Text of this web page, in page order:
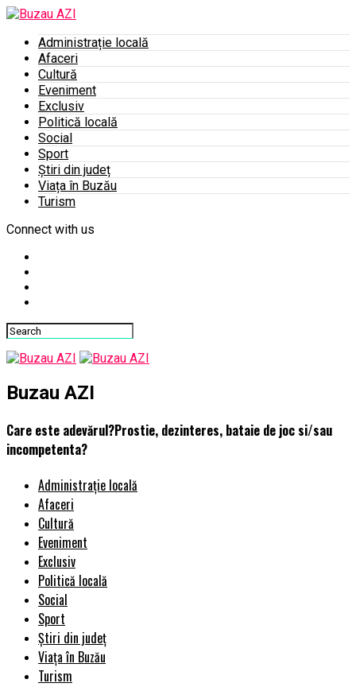
Administrație locală
Afaceri
Cultură
Eveniment
Exclusiv
Politică locală
Social
Sport
Știri din județ
Viața în Buzău
Turism
Connect with us
Buzau AZI
Care este adevărul?Prostie, dezinteres, bataie de joc si/sau
incompetenta?
Administrație locală
Afaceri
Cultură
Eveniment
Exclusiv
Politică locală
Social
Sport
Știri din județ
Viața în Buzău
Turism